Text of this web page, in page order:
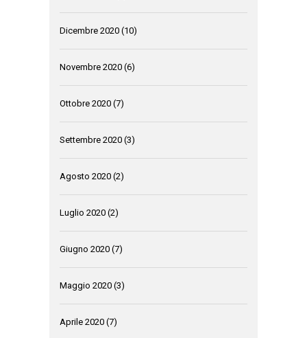
Dicembre 2020 (10)
Novembre 2020 (6)
Ottobre 2020 (7)
Settembre 2020 (3)
Agosto 2020 (2)
Luglio 2020 (2)
Giugno 2020 (7)
Maggio 2020 (3)
Aprile 2020 (7)